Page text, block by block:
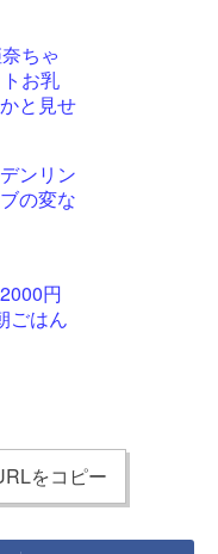
ちゃ
お乳
と見せ
ンリン
の変な
円
ごはん
をコピー